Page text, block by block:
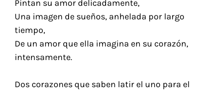
Pintan su amor delicadamente,
Una imagen de sueños, anhelada por largo
tiempo,
De un amor que ella imagina en su corazón,
intensamente.
Dos corazones que saben latir el uno para el